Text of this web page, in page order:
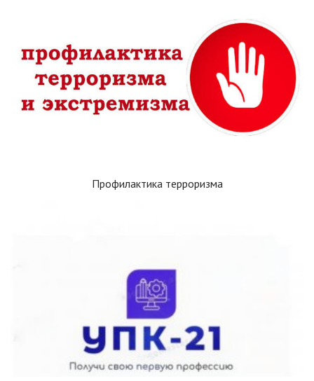
Профилактика терроризма